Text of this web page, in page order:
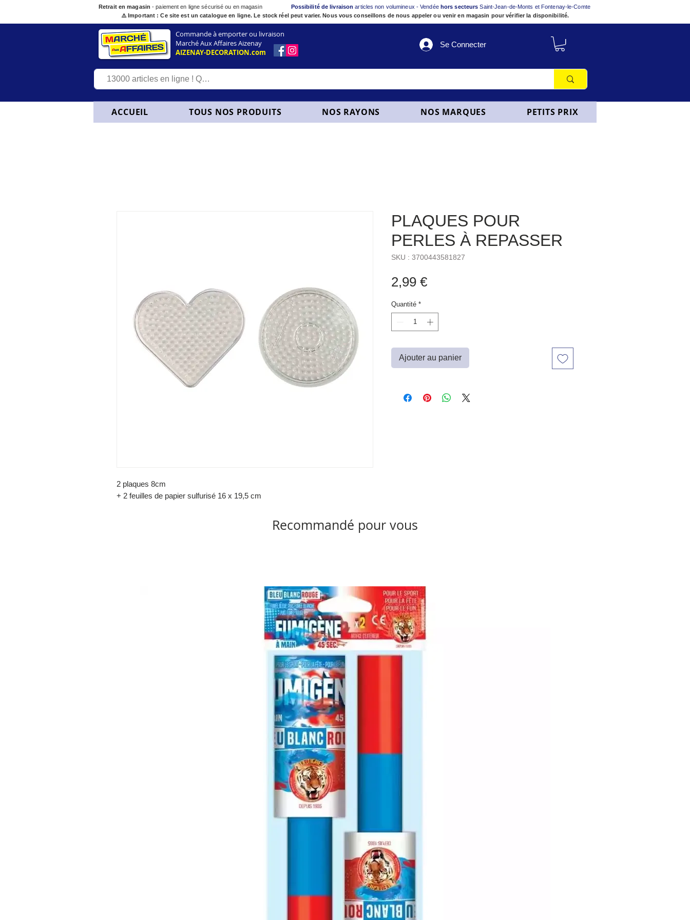
Retrait en magasin - paiement en ligne sécurisé ou en magasin Possibilité de livraisonarticles non volumineux - Vendée hors secteurs Saint-Jean-de-Monts et Fontenay-le-Comte
⚠️ Important : Ce site est un catalogue en ligne. Le stock réel peut varier. Nous vous conseillons de nous appeler ou venir en magasin pour vérifier la disponibilité.
Commande à emporter ou livraison
Marché Aux Affaires Aizenay
AIZENAY-DECORATION.com
Se Connecter
ACCUEIL TOUS NOS PRODUITS NOS RAYONS NOS MARQUES PETITS PRIX
2 plaques 8cm
+ 2 feuilles de papier sulfurisé 16 x 19,5 cm
PLAQUES POUR
PERLES À REPASSER
SKU : 3700443581827
2,99 €Prix
Quantité *
Ajouter au panier
Recommandé pour vous